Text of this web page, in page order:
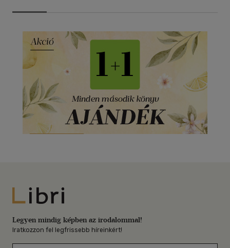
Libri
Legyen mindig képben az irodalommal!
Iratkozzon fel legfrissebb híreinkért!